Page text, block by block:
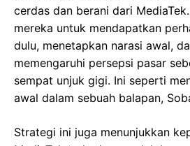
cerdas dan berani dari
mereka untuk mendapatkan
dulu, menetapkan narasi awal,
memengaruhi persepsi pasar
sempat unjuk gigi. Ini seperti
awal dalam sebuah balapan,
Strategi ini juga menunjukkan